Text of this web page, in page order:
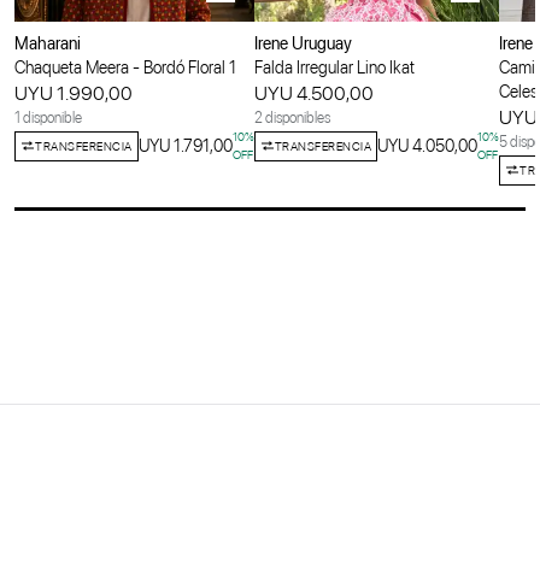
Maharani
Chaqueta Meera - Bordó Floral 1
UYU 1.990,00
1 disponible
TRANSFERENCIA UYU 1.791,0010%
OFF
Irene Uruguay
Falda Irregular Lino Ikat
UYU 4.500,00
2 disponibles
TRANSFERENCIA UYU 4.050,0010%
OFF
Irene
5